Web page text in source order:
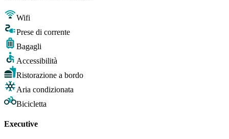
Wifi
Prese di corrente
Bagagli
Accessibilità
Ristorazione a bordo
Aria condizionata
Bicicletta
Executive